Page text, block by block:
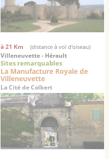
à 21 Km (distance à vol d'oiseau)
Villeneuvette - Hérault
Sites remarquables
La Manufacture Royale de
Villeneuvette
La Cité de Colbert